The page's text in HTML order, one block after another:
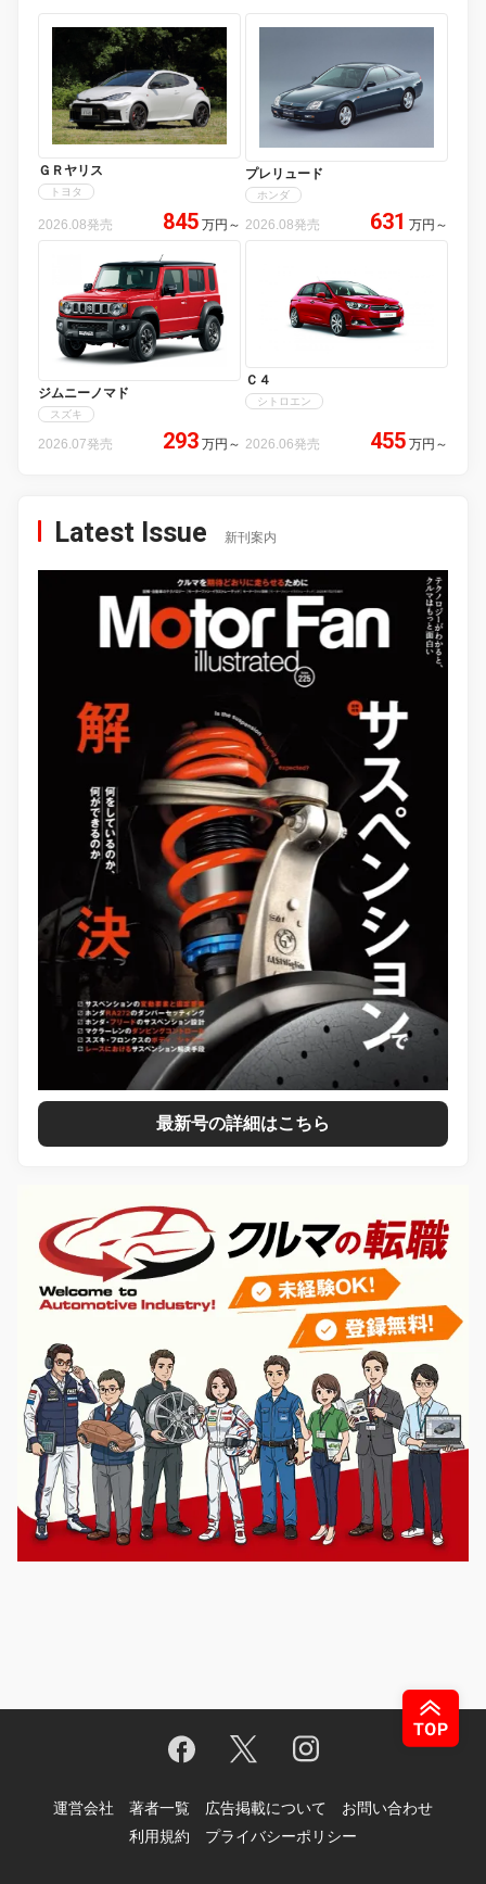
ＧＲヤリス
トヨタ
2026.08発売 845 万円 ～
プレリュード
ホンダ
2026.08発売 631 万円 ～
ジムニーノマド
スズキ
2026.07発売 293 万円 ～
Ｃ４
シトロエン
2026.06発売 455 万円 ～
Latest Issue 新刊案内
最新号の詳細はこちら
運営会社 著者一覧 広告掲載について
お問い合わせ
利用規約
プライバシーポリシー